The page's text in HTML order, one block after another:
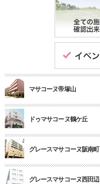
マサコーヌ帝塚山
ドゥマサコーヌ鶴ケ丘
グレースマサコーヌ阪南町
グレースマサコーヌ西田辺